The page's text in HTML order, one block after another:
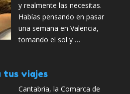
y realmente las necesitas.
Habías pensando en pasar
una semana en Valencia,
tomando el sol y …
tus viajes
Cantabria, la Comarca de